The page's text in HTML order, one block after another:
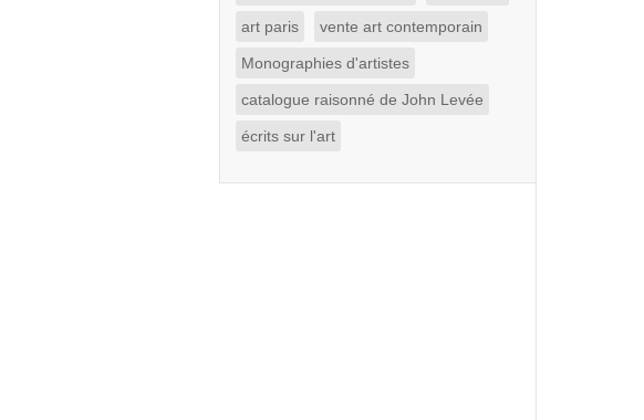
art paris vente art contemporain
Monographies d'artistes
catalogue raisonné de John Levée
écrits sur l'art